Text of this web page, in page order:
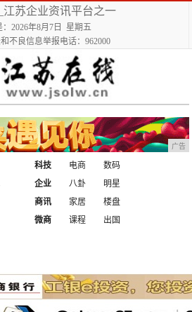
江苏企业资讯平台之一
：2026年8月7日 星期五
不良信息举报电话：962000
广告
科技 电商
数码
企业
八卦
明星
商讯 家居
楼盘
微商
课程
出国